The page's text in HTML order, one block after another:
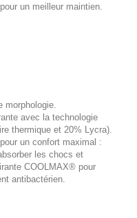
un meilleur maintien.
morphologie.
avec la technologie
thermique et 20% Lycra).
un confort maximal :
les chocs et
COOLMAX® pour
antibactérien.